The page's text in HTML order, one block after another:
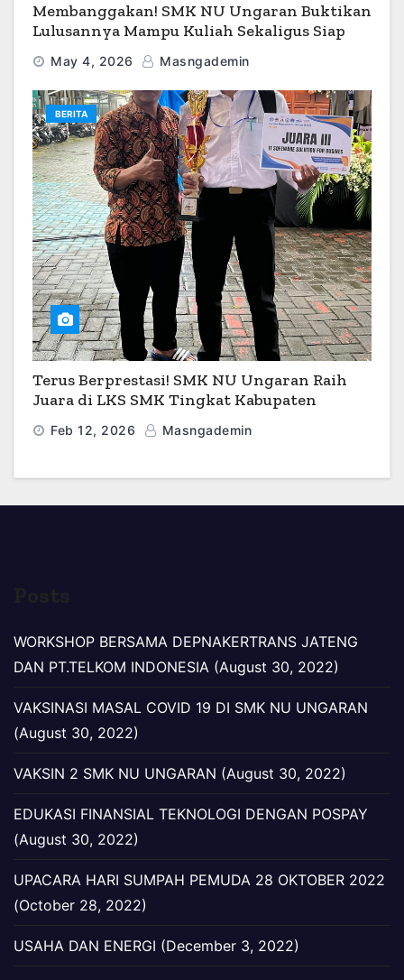
Membanggakan! SMK NU Ungaran Buktikan
Lulusannya Mampu Kuliah Sekaligus Siap
May 4, 2026 Masngademin
BERITA
Terus Berprestasi! SMK NU Ungaran Raih
Juara di LKS SMK Tingkat Kabupaten
Feb 12, 2026 Masngademin
WORKSHOP BERSAMA DEPNAKERTRANS JATENG
DAN PT.TELKOM INDONESIA (August 30, 2022)
VAKSINASI MASAL COVID 19 DI SMK NU UNGARAN
(August 30, 2022)
VAKSIN 2 SMK NU UNGARAN (August 30, 2022)
EDUKASI FINANSIAL TEKNOLOGI DENGAN POSPAY
(August 30, 2022)
UPACARA HARI SUMPAH PEMUDA 28 OKTOBER 2022
(October 28, 2022)
USAHA DAN ENERGI (December 3, 2022)